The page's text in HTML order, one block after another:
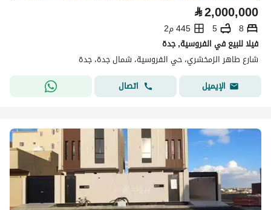
⃁2,000,000
8
5
445 م2
فيلا للبيع في الفروسية, جدة
شارع طاهر الزمخشري، حي الفروسية، شمال جدة، جدة
الإيميل
اتصال